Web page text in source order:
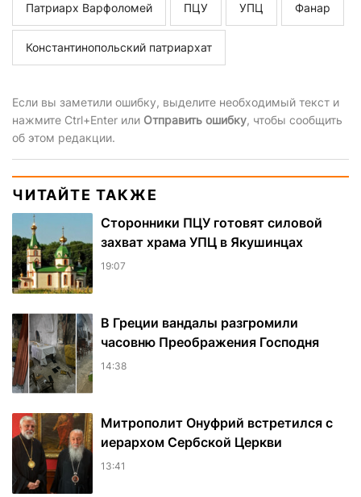
Патриарх Варфоломей ПЦУ УПЦ Фанар
Константинопольский патриархат
Если вы заметили ошибку, выделите необходимый текст и
нажмите Ctrl+Enter или Отправить ошибку, чтобы сообщить
об этом редакции.
ЧИТАЙТЕ ТАКЖЕ
Сторонники ПЦУ готовят силовой
захват храма УПЦ в Якушинцах
19:07
В Греции вандалы разгромили
часовню Преображения Господня
14:38
Митрополит Онуфрий встретился с
иерархом Сербской Церкви
13:41